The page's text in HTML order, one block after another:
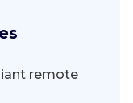
remote